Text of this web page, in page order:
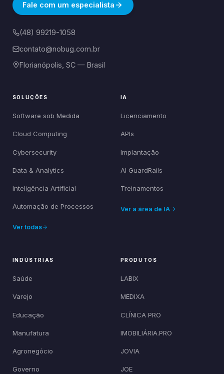
Fale com um especialista
(48) 99219-1058
contato@nobug.com.br
Florianópolis, SC — Brasil
SOLUÇÕES
Software sob Medida
Cloud Computing
Cybersecurity
Data & Analytics
Inteligência Artificial
Automação de Processos
Ver todas
IA
Licenciamento
APIs
Implantação
AI GuardRails
Treinamentos
Ver a área de IA
INDÚSTRIAS
Saúde
Varejo
Educação
Manufatura
Agronegócio
Governo
PRODUTOS
LABIX
MEDIXA
CLÍNICA PRO
IMOBILIÁRIA.PRO
JOVIA
JOE